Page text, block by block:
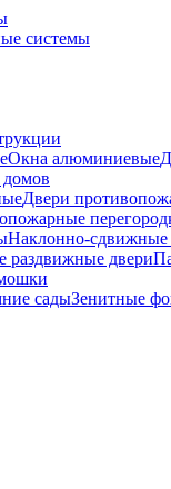
системы
Окна алюминиевые
Двери
Наклонно-сдвижные
раздвижные двери
садыЗенитные